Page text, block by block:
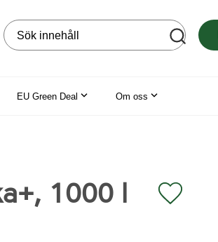
Sök på webbplatsen
EU Green Deal Om oss
1000 l